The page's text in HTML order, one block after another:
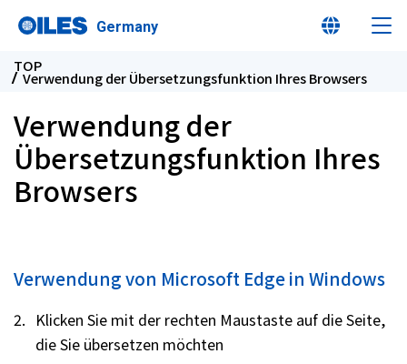
Germany
Das ist OILES!
Neuheiten
Nachhaltigkeit
TOP
Verwendung der Übersetzungsfunktion Ihres Browsers
Verwendung der
Übersetzungsfunktion Ihres
Browsers
Verwendung von Microsoft Edge in Windows
Klicken Sie mit der rechten Maustaste auf die Seite,
die Sie übersetzen möchten